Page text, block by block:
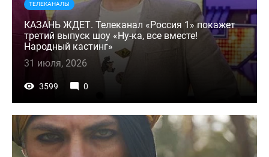
ТЕЛЕКАНАЛЫ
КАЗАНЬ ЖДЕТ. Телеканал «Россия 1» покажет
третий выпуск шоу «Ну-ка, все вместе!
Народный кастинг»
31 июля, 2026
3599 0